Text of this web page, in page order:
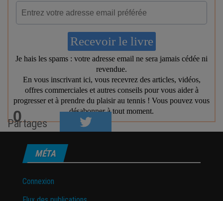
0
Partages
MÉTA
Connexion